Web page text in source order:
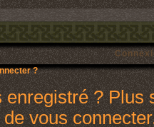
?
enregistré ? Plus
vous